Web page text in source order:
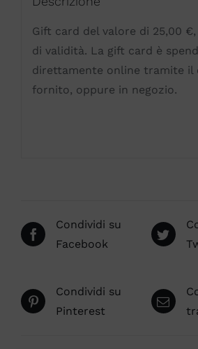
Gift card del valore di 25,00
di validità. La gift card è
direttamente online tramite il
fornito, oppure in negozio.
Condividi su
Facebook
Condividi su
Pinterest